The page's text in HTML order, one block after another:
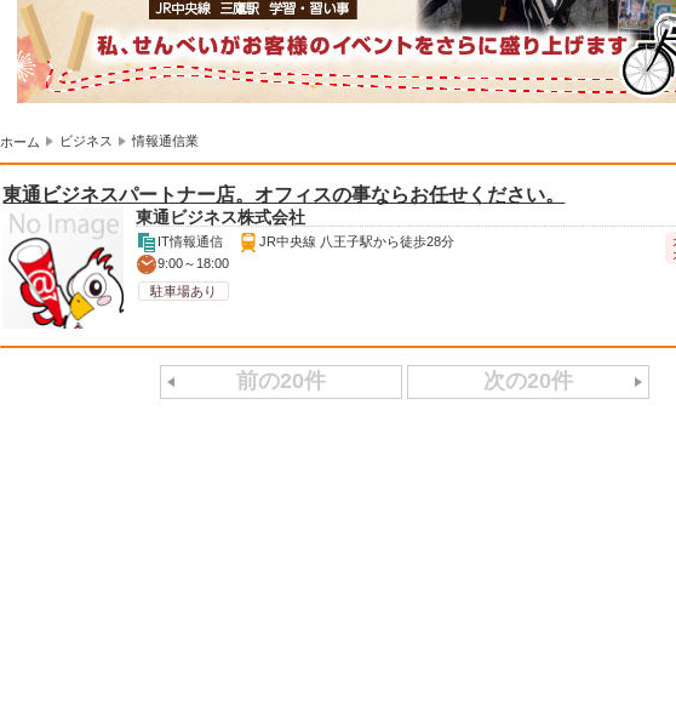
ホーム ビジネス 情報通信業
東通ビジネスパートナー店。オフィスの事ならお任せください。
東通ビジネス株式会社
IT情報通信
JR中央線 八王子駅から徒歩28分
9:00～18:00
駐車場あり
前の20件 次の20件